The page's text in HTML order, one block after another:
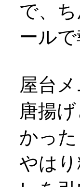
で、
ール
屋台
唐揚
かっ
やは